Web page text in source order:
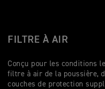
FILTRE À AIR
Conçu pour les conditions
filtre à air de la poussière,
couches de protection